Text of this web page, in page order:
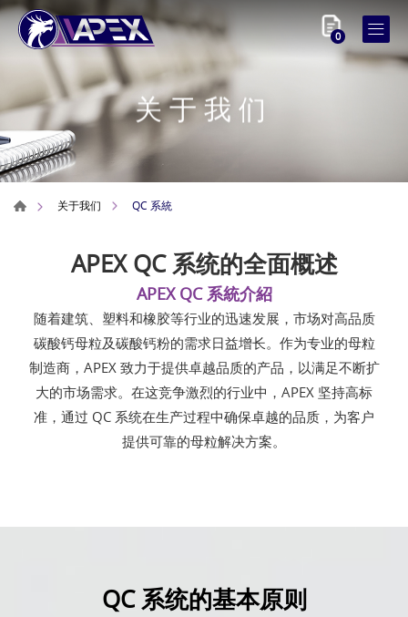
0
关于我们
关于我们 QC 系統
APEX QC 系统的全面概述
APEX QC 系統介紹
随着建筑、塑料和橡胶等行业的迅速发展，市场对高品质
碳酸钙母粒及碳酸钙粉的需求日益增长。作为专业的母粒
制造商，APEX 致力于提供卓越品质的产品，以满足不断扩
大的市场需求。在这竞争激烈的行业中，APEX 坚持高标
准，通过 QC 系统在生产过程中确保卓越的品质，为客户
提供可靠的母粒解决方案。
QC 系统的基本原则